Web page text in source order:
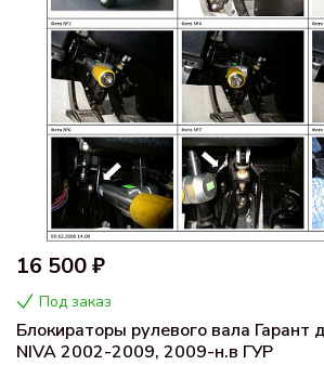
16 500 ₽
Под заказ
Блокираторы рулевого вала Гарант
NIVA 2002-2009, 2009-н.в ГУР